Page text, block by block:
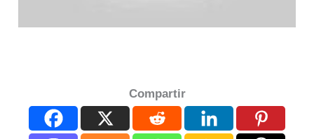
Compartir